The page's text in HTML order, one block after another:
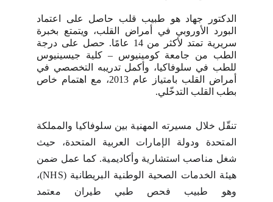
الدكتور جهاد هو طبيب قلب حاصل على اعتماد
البورد الأوروبي في أمراض القلب، ويتمتع بخبرة
سريرية تمتد لأكثر من 14 عامًا. حصل على درجة
الطب من جامعة كومينيوس – كلية جيسينيوس
للطب في سلوفاكيا، وأكمل تدريبه التخصصي في
أمراض القلب بامتياز عام 2013، مع اهتمام خاص
بطب القلب التدخّلي.
تنقّل خلال مسيرته المهنية بين سلوفاكيا والمملكة
المتحدة ودولة الإمارات العربية المتحدة، حيث
شغل مناصب استشارية وأكاديمية. كما عمل ضمن
هيئة الخدمات الصحية الوطنية البريطانية (NHS)،
وهو طبيب فحص طبي طيران معتمد